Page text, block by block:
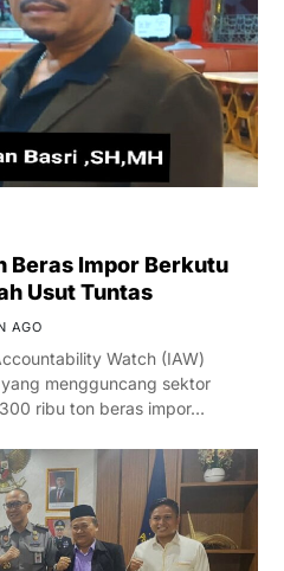
Beras Impor Berkutu
Usut Tuntas
AGO
Watch (IAW)
mengguncang sektor
ribu ton beras impor…